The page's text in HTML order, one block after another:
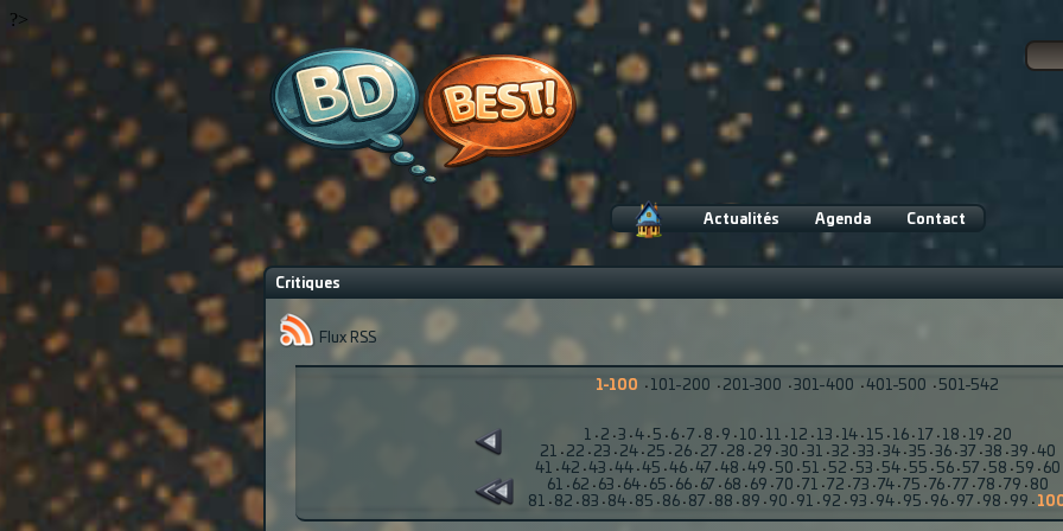
?>
Actualités Agenda Contact
Critiques
Flux RSS
1-100 · 101-200 · 201-300 · 301-400 ·401-500 · 501-542
· 2 · 3 · 4 · 5 · 6 · 7 · 8 · 9 · 10 · · 12 · 13 · 14 · 15 · 16 · 17 · 18 · 19 · 20
21
· 22 · 23 · 24 · 25 · 26 · 27 · 28 · 29 · 30 · 31 · 32 · 33 · 34 · 35 · 36 · 37 · 38 · 39 · 40
41
· 42 · 43 · 44 · 45 · 46 · 47 · 48 · 49 · 50 · 51 · 52 · 53 · 54 · 55 · 56 · 57 · 58 · 59 · 60
61
· 62 · 63 · 64 · 65 · 66 · 67 · 68 · 69 · 70 · 71 · 72 · 73 · 74 · 75 · 76 · 77 · 78 · 79 · 80
81
· 82 · 83 · 84 · 85 · 86 · 87 · 88 · 89 · 90 · 91 · 92 · 93 · 94 · 95 · 96 · 97 · 98 · 99 ·